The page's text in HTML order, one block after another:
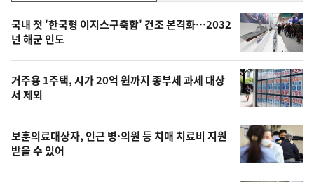
기,
최
신,
오
늘
의
영
상
인
기
뉴
스
국내 첫 '한국형 이지스구축함' 건조 본격화…2032
년 해군 인도
거주용 1주택, 시가 20억 원까지 종부세 과세 대상
서 제외
보훈의료대상자, 인근 병·의원 등 치매 치료비 지원
받을 수 있어